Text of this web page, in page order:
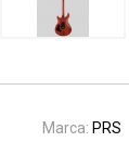
Marca: PRS